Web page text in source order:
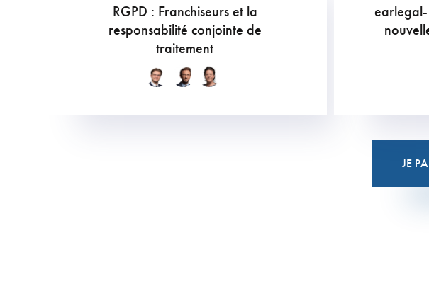
RGPD : Franchiseurs et la
responsabilité conjointe de
traitement
JE